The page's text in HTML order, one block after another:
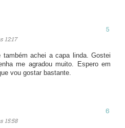
12:17
achei a capa linda. Gostei
me agradou muito. Espero em
vou gostar bastante.
15:58